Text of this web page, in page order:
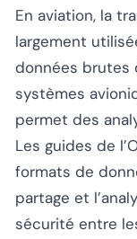
En aviation, la
largement
données brutes
systèmes
permet des
Les guides de
formats de
partage et
sécurité entre